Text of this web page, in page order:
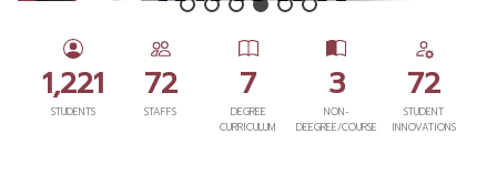
1,221
STUDENTS
72
STAFFS
7
DEGREE
CURRICULUM
3
NON-
DEEGREE/COURSE
72
STUDENT
INNOVATIONS